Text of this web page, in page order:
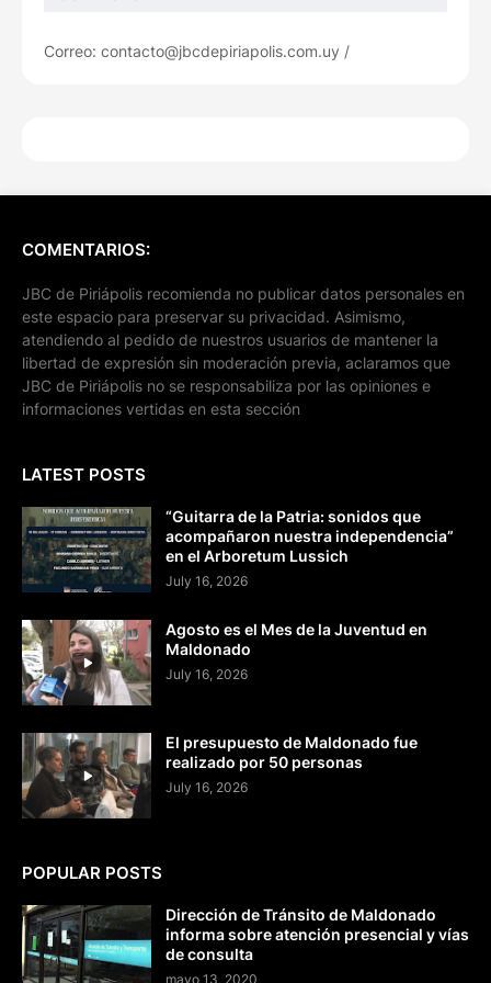
Correo: contacto@jbcdepiriapolis.com.uy /
COMENTARIOS:
JBC de Piriápolis recomienda no publicar datos personales en
este espacio para preservar su privacidad. Asimismo,
atendiendo al pedido de nuestros usuarios de mantener la
libertad de expresión sin moderación previa, aclaramos que
JBC de Piriápolis no se responsabiliza por las opiniones e
informaciones vertidas en esta sección
LATEST POSTS
“Guitarra de la Patria: sonidos que
acompañaron nuestra independencia”
en el Arboretum Lussich
July 16, 2026
Agosto es el Mes de la Juventud en
Maldonado
July 16, 2026
El presupuesto de Maldonado fue
realizado por 50 personas
July 16, 2026
POPULAR POSTS
Dirección de Tránsito de Maldonado
informa sobre atención presencial y vías
de consulta
mayo 13, 2020